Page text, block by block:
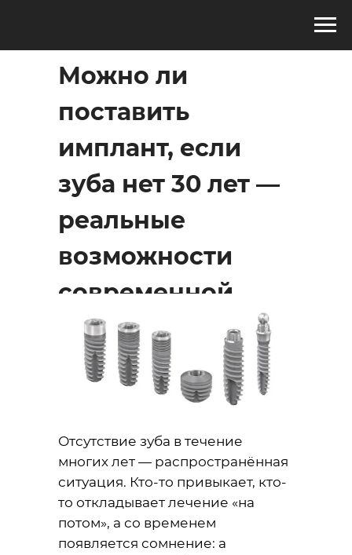
Можно ли
поставить
имплант, если
зуба нет 30 лет —
реальные
возможности
современной
стоматологии
Отсутствие зуба в течение
многих лет — распространённая
ситуация. Кто-то привыкает, кто-
то откладывает лечение «на
потом», а со временем
появляется сомнение: а